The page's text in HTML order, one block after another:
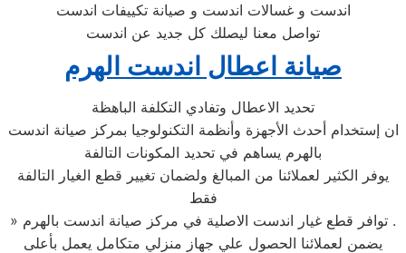
اندست و غسالات اندست و صيانة تكييفات اندست
تواصل معنا ليصلك كل جديد عن اندست
صيانة اعطال اندست الهرم
تحديد الاعطال وتفادي التكلفة الباهظة
ان إستخدام أحدث الأجهزة وأنظمة التكنولوجيا بمركز صيانة اندست
بالهرم يساهم في تحديد المكونات التالفة
يوفر الكثير لعملائنا من المبالغ ولضمان تغيير قطع الغيار التالفة
فقط
» توافر قطع غيار اندست الاصلية في مركز صيانة اندست بالهرم .
يضمن لعملائنا الحصول علي جهاز منزلي متكامل يعمل بأعلى